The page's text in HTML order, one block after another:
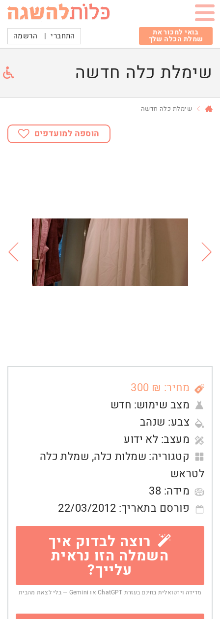
בואי למכור את
שמלת הכלה שלך התחברי | הרשמה
שימלת כלה חדשה
שימלת כלה חדשה
הוספה למועדפים
מחיר: ₪ 300
מצב שימוש: חדש
צבע: שנהב
מעצב: לא ידוע
קטגוריה: שמלות כלה, שמלת כלה
לטראש
מידה: 38
פורסם בתאריך: 22/03/2012
רוצה לבדוק איך
השמלה הזו נראית
עלייך?
מדידה וירטואלית בחינם בעזרת ChatGPT או Gemini — בלי לצאת מהבית